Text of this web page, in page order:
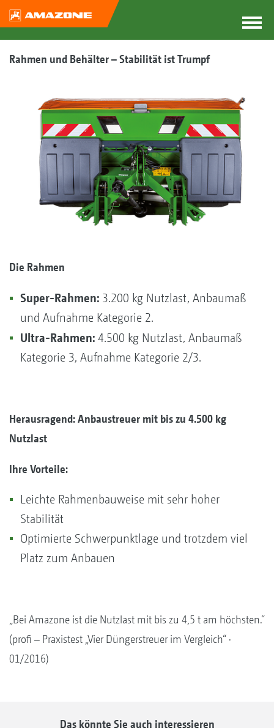
Rahmen und Behälter – Stabilität ist Trumpf
Die Rahmen
Super-Rahmen: 3.200 kg Nutzlast, Anbaumaß
und Aufnahme Kategorie 2.
Ultra-Rahmen: 4.500 kg Nutzlast, Anbaumaß
Kategorie 3, Aufnahme Kategorie 2/3.
Herausragend: Anbaustreuer mit bis zu 4.500 kg
Nutzlast
Ihre Vorteile:
Leichte Rahmenbauweise mit sehr hoher
Stabilität
Optimierte Schwerpunktlage und trotzdem viel
Platz zum Anbauen
„Bei Amazone ist die Nutzlast mit bis zu 4,5 t am höchsten.“
(profi – Praxistest „Vier Düngerstreuer im Vergleich“ ·
01/2016)
Das könnte Sie auch interessieren